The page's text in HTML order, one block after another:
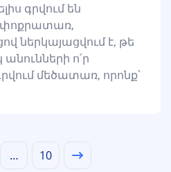
գրվում են
փոքրատառ,
ներկայացվում է, թե
ո՛ր
մեծատառ, որոնք՝
… 10